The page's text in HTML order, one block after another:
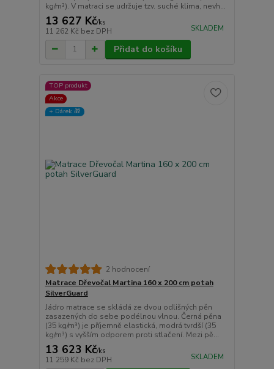
kg/m³). V matraci se udržuje tzv. suché klima, nevh...
13 627 Kč/ks
11 262 Kč bez DPH SKLADEM
Přidat do košíku
TOP produkt
Akce
+ Dárek️ 🎁
2 hodnocení
Matrace Dřevočal Martina 160 x 200 cm potah
SilverGuard
Jádro matrace se skládá ze dvou odlišných pěn
zasazených do sebe podélnou vlnou. Černá pěna
(35 kg/m³) je příjemně elastická, modrá tvrdší (35
kg/m³) s vyšším odporem proti stlačení. Mezi pě...
13 623 Kč/ks
11 259 Kč bez DPH SKLADEM